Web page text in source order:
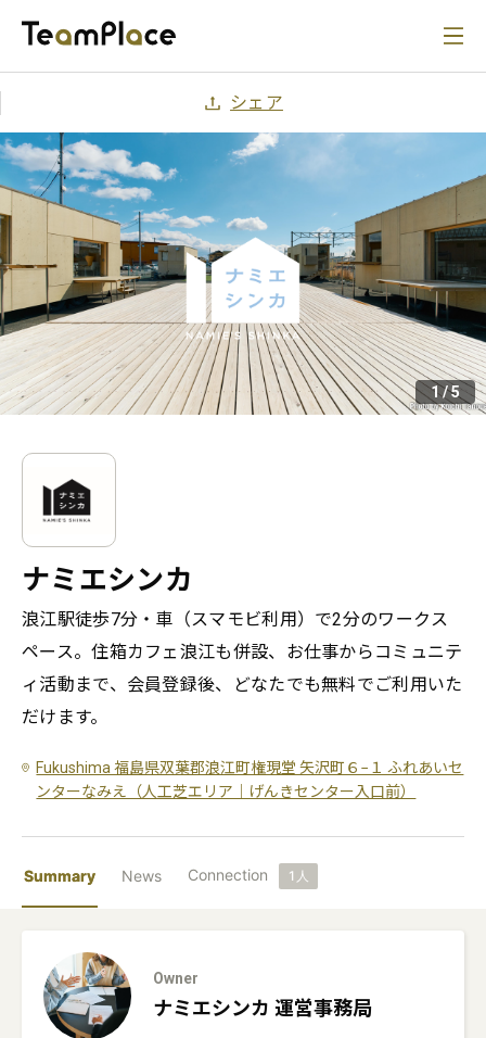
シェア
1/5
ナミエシンカ
浪江駅徒歩7分・車（スマモビ利用）で2分のワークス
ペース。住箱カフェ浪江も併設、お仕事からコミュニテ
ィ活動まで、会員登録後、どなたでも無料でご利用いた
だけます。
Fukushima 福島県双葉郡浪江町権現堂 矢沢町６−１ ふれあいセ
ンターなみえ（人工芝エリア｜げんきセンター入口前）
Summary News Connection 1 人
Owner
ナミエシンカ 運営事務局